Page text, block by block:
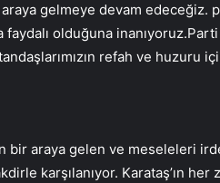
gelmeye devam edeceğiz.
faydalı olduğuna
refah ve huzuru
bir araya gelen ve meseleleri
karşılanıyor. Karataş’ın her